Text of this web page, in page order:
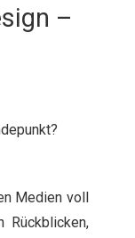
–
Medien voll
Rückblicken,